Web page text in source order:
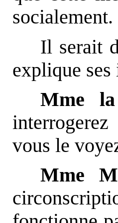
socialement.
Il serait
explique
Mme
vous le
Mme